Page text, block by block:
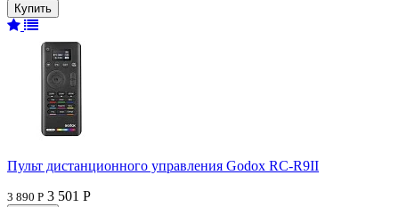
Пульт дистанционного управления Godox RC-R9II
3 890 Р 3 501 Р